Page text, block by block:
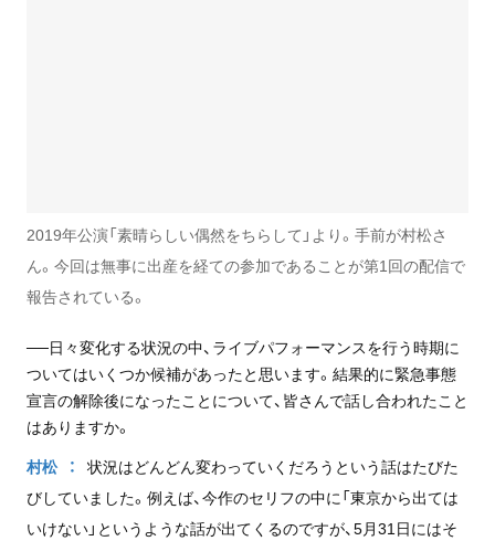
2019年公演「素晴らしい偶然をちらして」より。手前が村松さ
ん。今回は無事に出産を経ての参加であることが第1回の配信で
報告されている。
──日々変化する状況の中、ライブパフォーマンスを行う時期に
ついてはいくつか候補があったと思います。結果的に緊急事態
宣言の解除後になったことについて、皆さんで話し合われたこと
はありますか。
村松
状況はどんどん変わっていくだろうという話はたびた
びしていました。例えば、今作のセリフの中に「東京から出ては
いけない」というような話が出てくるのですが、5月31日にはそ